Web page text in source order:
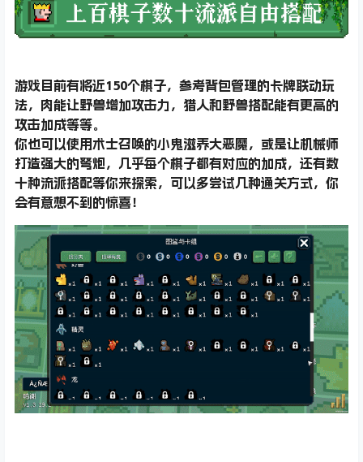
游戏目前有将近150个棋子，参考背包管理的卡牌联动玩
法，肉能让野兽增加攻击力，猎人和野兽搭配能有更高的
攻击加成等等。
你也可以使用术士召唤的小鬼滋养大恶魔，或是让机械师
打造强大的弩炮，几乎每个棋子都有对应的加成，还有数
十种流派搭配等你来探索，可以多尝试几种通关方式，你
会有意想不到的惊喜！